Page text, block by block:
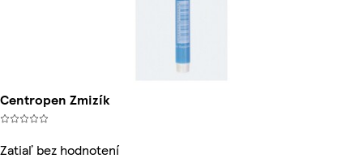
Centropen Zmizík
Zatiaľ bez hodnotení